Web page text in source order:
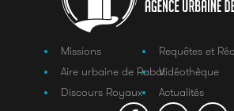
Missions
Aire urbaine de Rabat
Discours Royaux
Requêtes et
Vidéothèque
Actualités